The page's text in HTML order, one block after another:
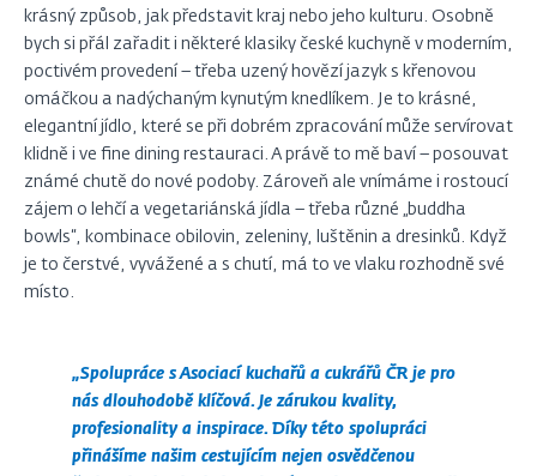
krásný způsob, jak představit kraj nebo jeho kulturu. Osobně
bych si přál zařadit i některé klasiky české kuchyně v moderním,
poctivém provedení – třeba uzený hovězí jazyk s křenovou
omáčkou a nadýchaným kynutým knedlíkem. Je to krásné,
elegantní jídlo, které se při dobrém zpracování může servírovat
klidně i ve fine dining restauraci. A právě to mě baví – posouvat
známé chutě do nové podoby. Zároveň ale vnímáme i rostoucí
zájem o lehčí a vegetariánská jídla – třeba různé „buddha
bowls“, kombinace obilovin, zeleniny, luštěnin a dresinků. Když
je to čerstvé, vyvážené a s chutí, má to ve vlaku rozhodně své
místo.
„Spolupráce s Asociací kuchařů a cukrářů ČR je pro
nás dlouhodobě klíčová. Je zárukou kvality,
profesionality a inspirace. Díky této spolupráci
přinášíme našim cestujícím nejen osvědčenou